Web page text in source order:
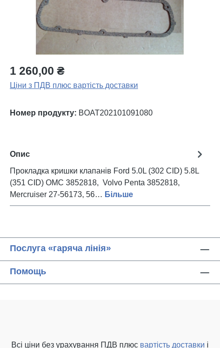
1 260,00 ₴
Ціни з ПДВ плюс вартість доставки
Номер продукту: BOAT202101091080
Опис
Прокладка кришки клапанів Ford 5.0L (302 CID) 5.8L
(351 CID) OMC 3852818, Volvo Penta 3852818,
Mercruiser 27-56173, 56… Більше
Послуга «гаряча лінія»
Помощь
Всі ціни без урахування ПДВ плюс вартість доставки і